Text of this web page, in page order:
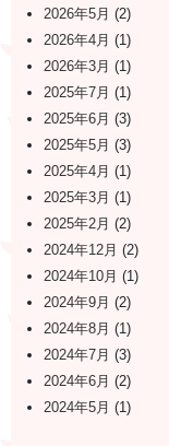
2026年5月 (2)
2026年4月 (1)
2026年3月 (1)
2025年7月 (1)
2025年6月 (3)
2025年5月 (3)
2025年4月 (1)
2025年3月 (1)
2025年2月 (2)
2024年12月 (2)
2024年10月 (1)
2024年9月 (2)
2024年8月 (1)
2024年7月 (3)
2024年6月 (2)
2024年5月 (1)